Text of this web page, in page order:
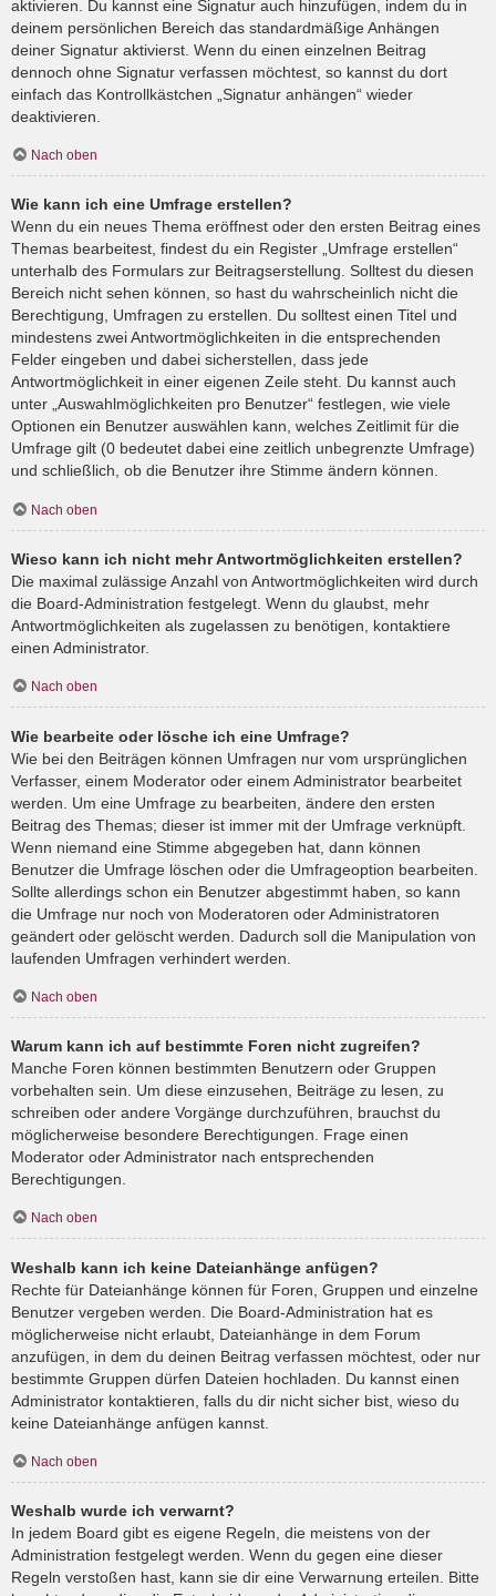
aktivieren. Du kannst eine Signatur auch hinzufügen, indem du in
deinem persönlichen Bereich das standardmäßige Anhängen
deiner Signatur aktivierst. Wenn du einen einzelnen Beitrag
dennoch ohne Signatur verfassen möchtest, so kannst du dort
einfach das Kontrollkästchen „Signatur anhängen“ wieder
deaktivieren.
Nach oben
Wie kann ich eine Umfrage erstellen?
Wenn du ein neues Thema eröffnest oder den ersten Beitrag eines
Themas bearbeitest, findest du ein Register „Umfrage erstellen“
unterhalb des Formulars zur Beitragserstellung. Solltest du diesen
Bereich nicht sehen können, so hast du wahrscheinlich nicht die
Berechtigung, Umfragen zu erstellen. Du solltest einen Titel und
mindestens zwei Antwortmöglichkeiten in die entsprechenden
Felder eingeben und dabei sicherstellen, dass jede
Antwortmöglichkeit in einer eigenen Zeile steht. Du kannst auch
unter „Auswahlmöglichkeiten pro Benutzer“ festlegen, wie viele
Optionen ein Benutzer auswählen kann, welches Zeitlimit für die
Umfrage gilt (0 bedeutet dabei eine zeitlich unbegrenzte Umfrage)
und schließlich, ob die Benutzer ihre Stimme ändern können.
Nach oben
Wieso kann ich nicht mehr Antwortmöglichkeiten erstellen?
Die maximal zulässige Anzahl von Antwortmöglichkeiten wird durch
die Board-Administration festgelegt. Wenn du glaubst, mehr
Antwortmöglichkeiten als zugelassen zu benötigen, kontaktiere
einen Administrator.
Nach oben
Wie bearbeite oder lösche ich eine Umfrage?
Wie bei den Beiträgen können Umfragen nur vom ursprünglichen
Verfasser, einem Moderator oder einem Administrator bearbeitet
werden. Um eine Umfrage zu bearbeiten, ändere den ersten
Beitrag des Themas; dieser ist immer mit der Umfrage verknüpft.
Wenn niemand eine Stimme abgegeben hat, dann können
Benutzer die Umfrage löschen oder die Umfrageoption bearbeiten.
Sollte allerdings schon ein Benutzer abgestimmt haben, so kann
die Umfrage nur noch von Moderatoren oder Administratoren
geändert oder gelöscht werden. Dadurch soll die Manipulation von
laufenden Umfragen verhindert werden.
Nach oben
Warum kann ich auf bestimmte Foren nicht zugreifen?
Manche Foren können bestimmten Benutzern oder Gruppen
vorbehalten sein. Um diese einzusehen, Beiträge zu lesen, zu
schreiben oder andere Vorgänge durchzuführen, brauchst du
möglicherweise besondere Berechtigungen. Frage einen
Moderator oder Administrator nach entsprechenden
Berechtigungen.
Nach oben
Weshalb kann ich keine Dateianhänge anfügen?
Rechte für Dateianhänge können für Foren, Gruppen und einzelne
Benutzer vergeben werden. Die Board-Administration hat es
möglicherweise nicht erlaubt, Dateianhänge in dem Forum
anzufügen, in dem du deinen Beitrag verfassen möchtest, oder nur
bestimmte Gruppen dürfen Dateien hochladen. Du kannst einen
Administrator kontaktieren, falls du dir nicht sicher bist, wieso du
keine Dateianhänge anfügen kannst.
Nach oben
Weshalb wurde ich verwarnt?
In jedem Board gibt es eigene Regeln, die meistens von der
Administration festgelegt werden. Wenn du gegen eine dieser
Regeln verstoßen hast, kann sie dir eine Verwarnung erteilen. Bitte